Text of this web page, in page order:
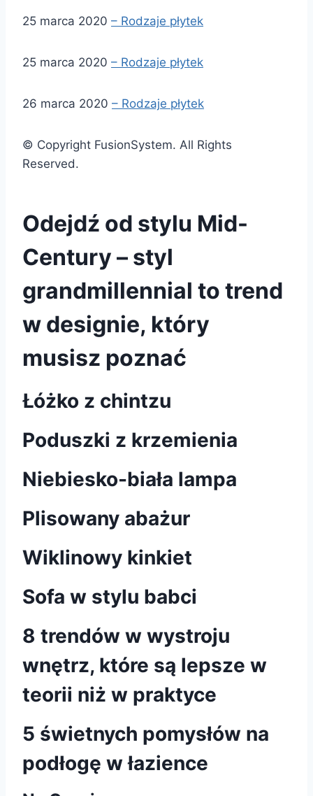
25 marca 2020 – Rodzaje płytek
25 marca 2020 – Rodzaje płytek
26 marca 2020 – Rodzaje płytek
© Copyright FusionSystem. All Rights
Reserved.
Odejdź od stylu Mid-
Century – styl
grandmillennial to trend
w designie, który
musisz poznać
Łóżko z chintzu
Poduszki z krzemienia
Niebiesko-biała lampa
Plisowany abażur
Wiklinowy kinkiet
Sofa w stylu babci
8 trendów w wystroju
wnętrz, które są lepsze w
teorii niż w praktyce
5 świetnych pomysłów na
podłogę w łazience